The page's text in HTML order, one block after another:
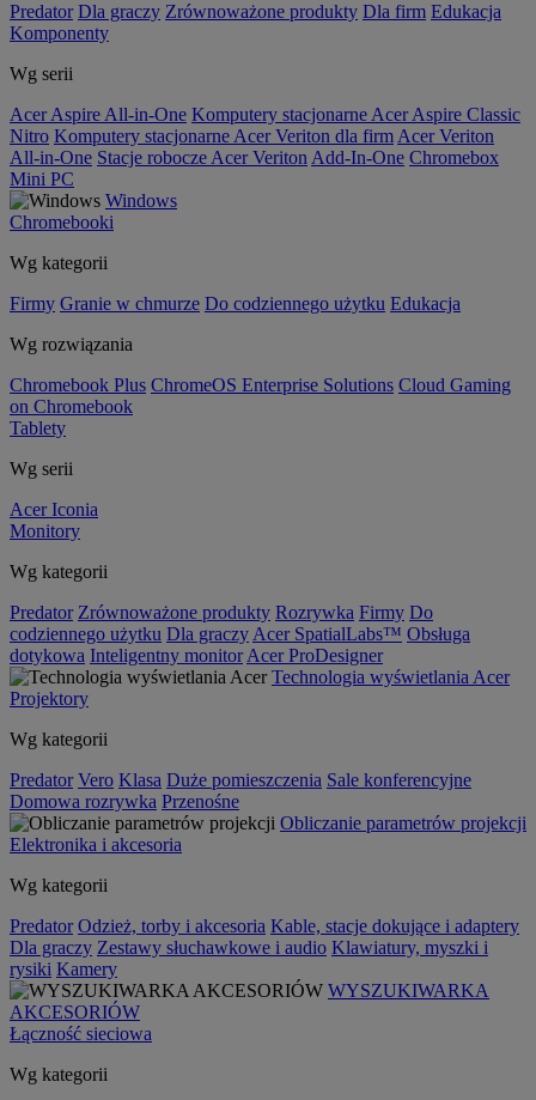
Predator Dla graczy Zrównoważone produkty Dla firm Edukacja
Komponenty
Wg serii
Acer Aspire All-in-One Komputery stacjonarne Acer Aspire Classic
Nitro Komputery stacjonarne Acer Veriton dla firm Acer Veriton
All-in-One Stacje robocze Acer Veriton Add-In-One Chromebox
Mini PC
Windows
Chromebooki
Wg kategorii
Firmy Granie w chmurze Do codziennego użytku Edukacja
Wg rozwiązania
Chromebook Plus ChromeOS Enterprise Solutions Cloud Gaming
on Chromebook
Tablety
Wg serii
Acer Iconia
Monitory
Wg kategorii
Predator Zrównoważone produkty Rozrywka Firmy Do
codziennego użytku Dla graczy Acer SpatialLabs™ Obsługa
dotykowa Inteligentny monitor Acer ProDesigner
Technologia wyświetlania Acer
Projektory
Wg kategorii
Predator Vero Klasa Duże pomieszczenia Sale konferencyjne
Domowa rozrywka Przenośne
Obliczanie parametrów projekcji
Elektronika i akcesoria
Wg kategorii
Predator Odzież, torby i akcesoria Kable, stacje dokujące i adaptery
Dla graczy Zestawy słuchawkowe i audio Klawiatury, myszki i
rysiki Kamery
WYSZUKIWARKA
AKCESORIÓW
Łączność sieciowa
Wg kategorii